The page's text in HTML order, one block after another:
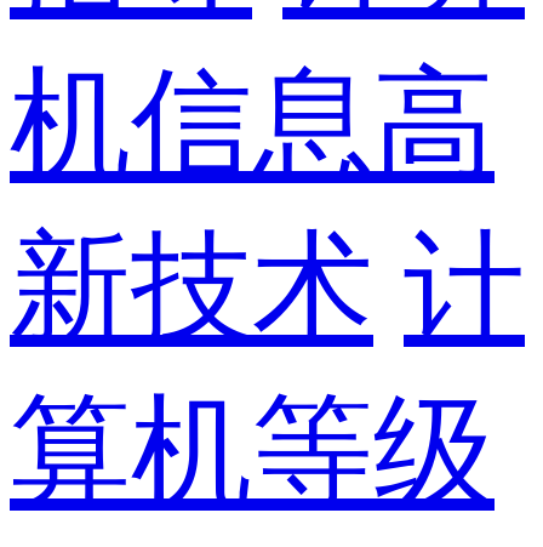
机信息高
新技术 计
算机等级